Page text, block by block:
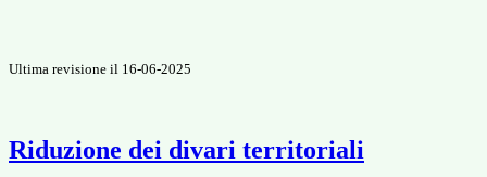
Ultima revisione il 16-06-2025
Riduzione dei divari territoriali